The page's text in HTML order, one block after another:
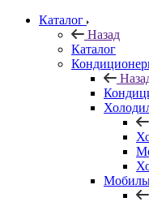
Каталог
Назад
Каталог